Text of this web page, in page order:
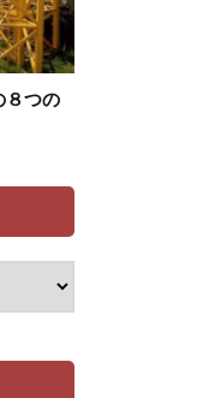
８つの